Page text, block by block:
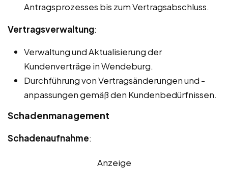
Antragsprozesses bis zum Vertragsabschluss.
Vertragsverwaltung:
Verwaltung und Aktualisierung der
Kundenverträge in Wendeburg.
Durchführung von Vertragsänderungen und -
anpassungen gemäß den Kundenbedürfnissen.
Schadenmanagement
Schadenaufnahme:
Anzeige